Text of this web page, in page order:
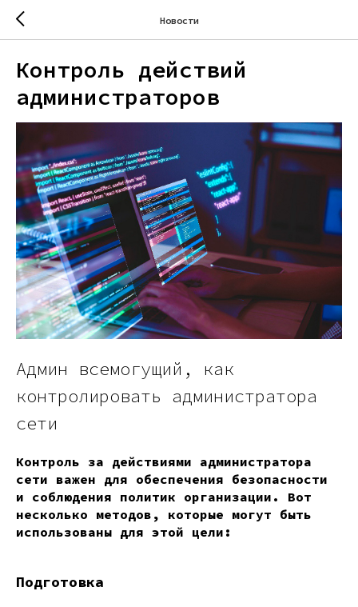
Новости
Контроль действий
администраторов
Админ всемогущий, как
контролировать администратора
сети
Контроль за действиями администратора
сети важен для обеспечения безопасности
и соблюдения политик организации. Вот
несколько методов, которые могут быть
использованы для этой цели:
Подготовка